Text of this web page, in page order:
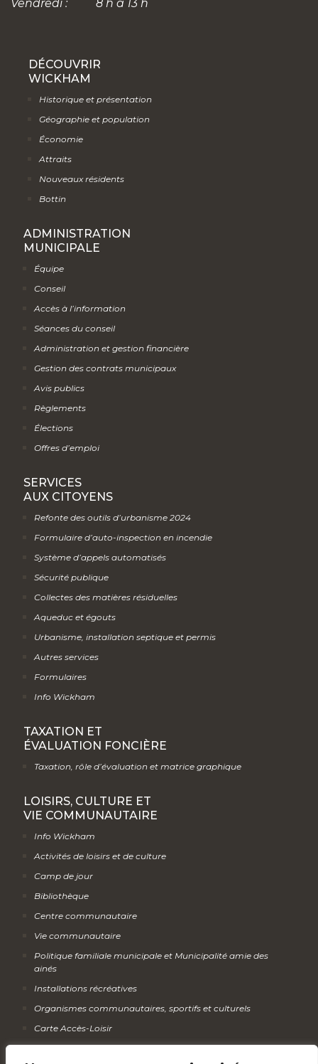
Vendredi :
8 h à 13 h
DÉCOUVRIR
WICKHAM
Historique et présentation
Géographie et population
Économie
Attraits
Nouveaux résidents
Bottin
ADMINISTRATION
MUNICIPALE
Équipe
Conseil
Accès à l’information
Séances du conseil
Administration et gestion financière
Gestion des contrats municipaux
Avis publics
Règlements
Élections
Offres d’emploi
SERVICES
AUX CITOYENS
Refonte des outils d’urbanisme 2024
Formulaire d’auto-inspection en incendie
Système d’appels automatisés
Sécurité publique
Collectes des matières résiduelles
Aqueduc et égouts
Urbanisme, installation septique et permis
Autres services
Formulaires
Info Wickham
TAXATION ET
ÉVALUATION FONCIÈRE
Taxation, rôle d’évaluation et matrice graphique
LOISIRS, CULTURE ET
VIE COMMUNAUTAIRE
Info Wickham
Activités de loisirs et de culture
Camp de jour
Bibliothèque
Centre communautaire
Vie communautaire
Politique familiale municipale et Municipalité amie des
ainés
Installations récréatives
Organismes communautaires, sportifs et culturels
Carte Accès-Loisir
Calendrier des activités